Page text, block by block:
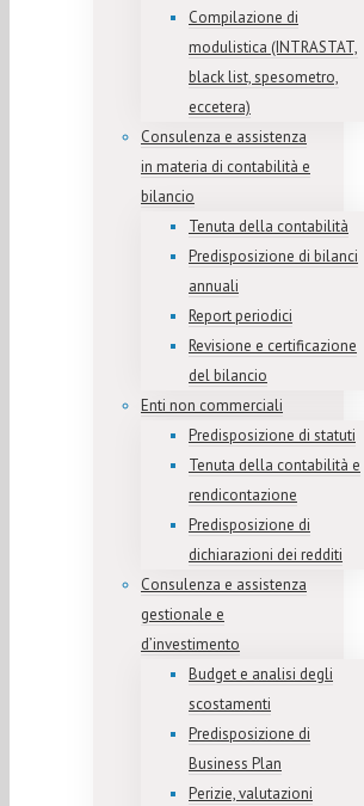
Compilazione di
modulistica (INTRASTAT,
black list, spesometro,
eccetera)
Consulenza e assistenza
in materia di contabilità e
bilancio
Tenuta della contabilità
Predisposizione di bilanci
annuali
Report periodici
Revisione e certificazione
del bilancio
Enti non commerciali
Predisposizione di statuti
Tenuta della contabilità e
rendicontazione
Predisposizione di
dichiarazioni dei redditi
Consulenza e assistenza
gestionale e
d’investimento
Budget e analisi degli
scostamenti
Predisposizione di
Business Plan
Perizie, valutazioni